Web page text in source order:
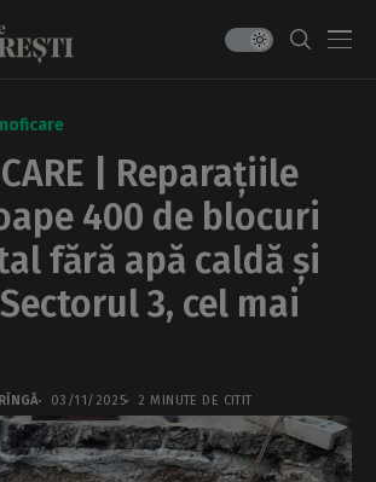
| Reparațiile
400 de blocuri
fără apă caldă și
3, cel mai
03/11/2025 2 MINUTE DE CITIT